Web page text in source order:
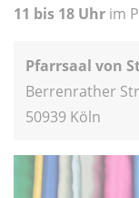
11 bis 18 Uhr im
Pfarrsaal von
Berrenrather
50939 Köln